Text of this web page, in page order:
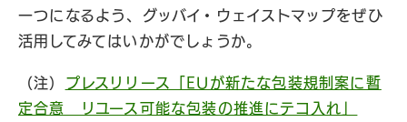
一つになるよう、グッバイ・ウェイストマップをぜひ
活用してみてはいかがでしょうか。
（注） プレスリリース「EUが新たな包装規制案に暫
定合意 リユース可能な包装の推進にテコ入れ」